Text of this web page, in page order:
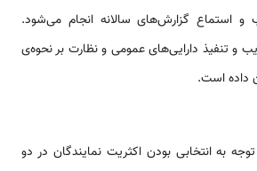
استماع گزارش‌های سالانه انجام می‌شود.
و تنفیذ دارایی‌های عمومی و نظارت بر نحوه‌ی
داده است.
به انتخابی بودن اکثریت نمایندگان در دو